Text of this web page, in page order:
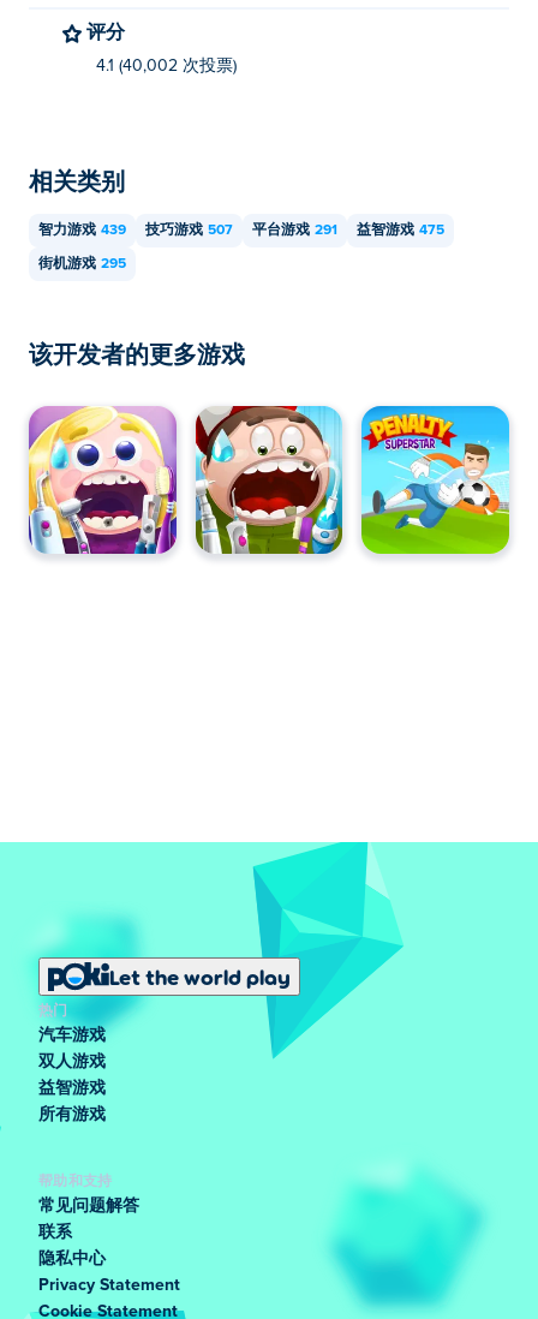
评分
4.1 (40,002 次投票)
相关类别
智力游戏 439 技巧游戏 507 平台游戏 291 益智游戏 475
街机游戏 295
该开发者的更多游戏
Let the world play
热门
汽车游戏
双人游戏
益智游戏
所有游戏
帮助和支持
常见问题解答
联系
隐私中心
Privacy Statement
Cookie Statement